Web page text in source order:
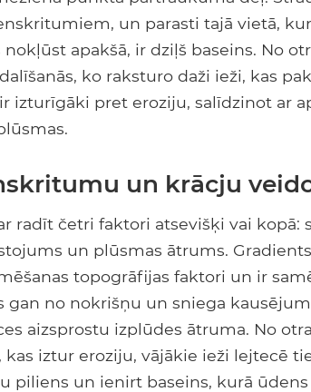
un parasti tajā vietā,
nokļūst apakšā, ir dziļš baseins. No
ko raksturo daži ieži, kas
izturīgāki pret eroziju, salīdzinot ar
un krācju
radīt četri faktori atsevišķi vai kopā:
un plūsmas ātrums.
topogrāfijas faktori un ir
gan no nokrišņu un sniega
aizsprostu izplūdes ātruma. No
iztur eroziju, vājākie ieži lejtecē
piliens un ienirt baseins, kurā